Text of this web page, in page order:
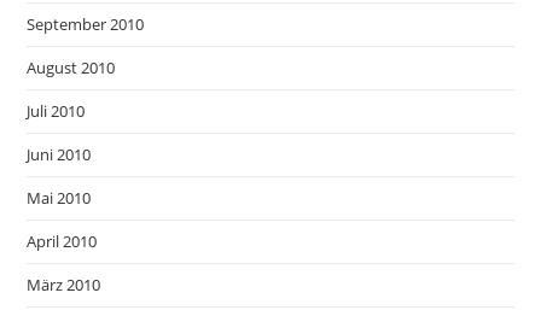
September 2010
August 2010
Juli 2010
Juni 2010
Mai 2010
April 2010
März 2010